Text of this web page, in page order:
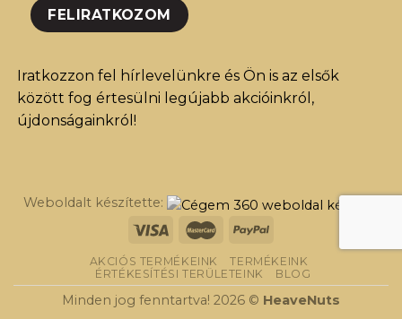
Iratkozzon fel hírlevelünkre és Ön is az elsők
között fog értesülni legújabb akcióinkról,
újdonságainkról!
Weboldalt készítette:
AKCIÓS TERMÉKEINK
TERMÉKEINK
ÉRTÉKESÍTÉSI TERÜLETEINK
BLOG
Minden jog fenntartva! 2026 © HeaveNuts